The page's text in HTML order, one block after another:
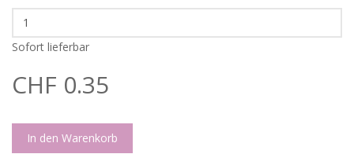
Sofort lieferbar
CHF 0.35
In den Warenkorb